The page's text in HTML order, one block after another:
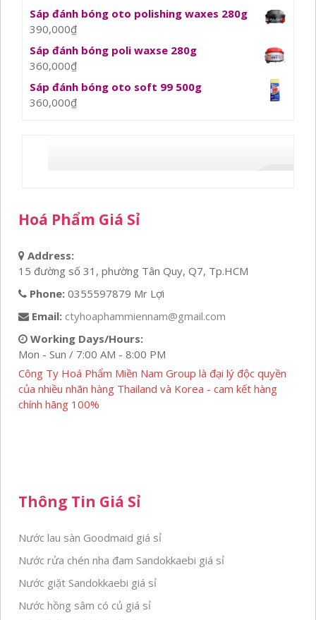
Sáp đánh bóng oto polishing waxes 280g
390,000₫
Sáp đánh bóng poli waxse 280g
360,000₫
Sáp đánh bóng oto soft 99 500g
360,000₫
Hoá Phẩm Giá Sỉ
Address:
15 đường số 31, phường Tân Quy, Q7, Tp.HCM
Phone: 0355597879 Mr Lợi
Email: ctyhoaphammiennam@gmail.com
Working Days/Hours:
Mon - Sun / 7:00 AM - 8:00 PM
Công Ty Hoá Phẩm Miền Nam Group là đại lý độc quyền
của nhiều nhãn hàng Thailand và Korea - cam kết hàng
chính hãng 100%
Thông Tin Giá Sỉ
Nước lau sàn Goodmaid giá sỉ
Nước rửa chén nha đam Sandokkaebi giá sỉ
Nước giặt Sandokkaebi giá sỉ
Nước hồng sâm có củ giá sỉ